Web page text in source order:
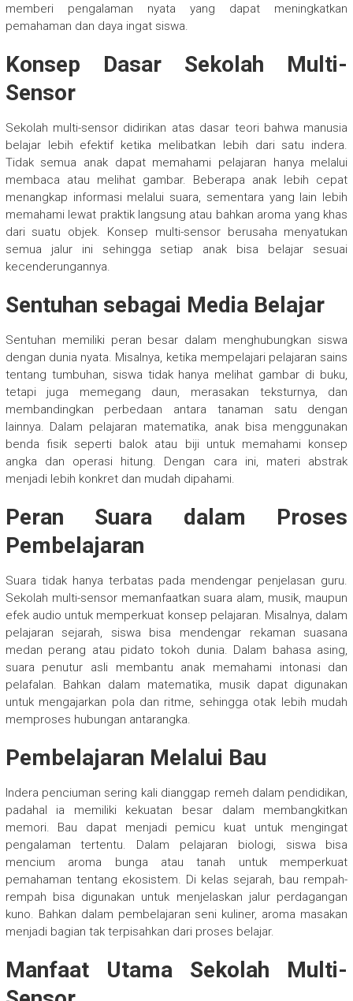
memberi pengalaman nyata yang dapat meningkatkan
pemahaman dan daya ingat siswa.
Konsep Dasar Sekolah Multi-
Sensor
Sekolah multi-sensor didirikan atas dasar teori bahwa manusia
belajar lebih efektif ketika melibatkan lebih dari satu indera.
Tidak semua anak dapat memahami pelajaran hanya melalui
membaca atau melihat gambar. Beberapa anak lebih cepat
menangkap informasi melalui suara, sementara yang lain lebih
memahami lewat praktik langsung atau bahkan aroma yang khas
dari suatu objek. Konsep multi-sensor berusaha menyatukan
semua jalur ini sehingga setiap anak bisa belajar sesuai
kecenderungannya.
Sentuhan sebagai Media Belajar
Sentuhan memiliki peran besar dalam menghubungkan siswa
dengan dunia nyata. Misalnya, ketika mempelajari pelajaran sains
tentang tumbuhan, siswa tidak hanya melihat gambar di buku,
tetapi juga memegang daun, merasakan teksturnya, dan
membandingkan perbedaan antara tanaman satu dengan
lainnya. Dalam pelajaran matematika, anak bisa menggunakan
benda fisik seperti balok atau biji untuk memahami konsep
angka dan operasi hitung. Dengan cara ini, materi abstrak
menjadi lebih konkret dan mudah dipahami.
Peran Suara dalam Proses
Pembelajaran
Suara tidak hanya terbatas pada mendengar penjelasan guru.
Sekolah multi-sensor memanfaatkan suara alam, musik, maupun
efek audio untuk memperkuat konsep pelajaran. Misalnya, dalam
pelajaran sejarah, siswa bisa mendengar rekaman suasana
medan perang atau pidato tokoh dunia. Dalam bahasa asing,
suara penutur asli membantu anak memahami intonasi dan
pelafalan. Bahkan dalam matematika, musik dapat digunakan
untuk mengajarkan pola dan ritme, sehingga otak lebih mudah
memproses hubungan antarangka.
Pembelajaran Melalui Bau
Indera penciuman sering kali dianggap remeh dalam pendidikan,
padahal ia memiliki kekuatan besar dalam membangkitkan
memori. Bau dapat menjadi pemicu kuat untuk mengingat
pengalaman tertentu. Dalam pelajaran biologi, siswa bisa
mencium aroma bunga atau tanah untuk memperkuat
pemahaman tentang ekosistem. Di kelas sejarah, bau rempah-
rempah bisa digunakan untuk menjelaskan jalur perdagangan
kuno. Bahkan dalam pembelajaran seni kuliner, aroma masakan
menjadi bagian tak terpisahkan dari proses belajar.
Manfaat Utama Sekolah Multi-